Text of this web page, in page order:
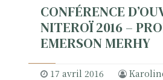
CONFÉRENCE
NITEROÏ 2016 –
EMERSON MERHY
17 avril 2016